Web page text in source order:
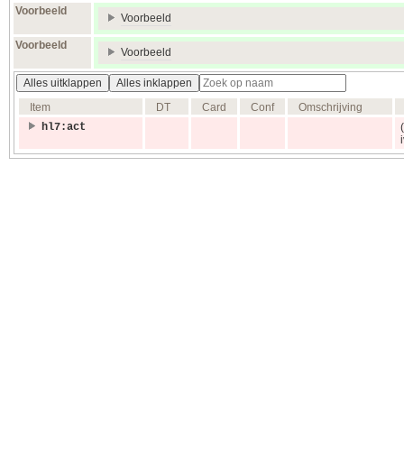
Voorbeeld
Voorbeeld
Voorbeeld
Voorbeeld
Alles uitklappen
Alles inklappen
Item
DT Card Conf
Omschrijving
hl7:act